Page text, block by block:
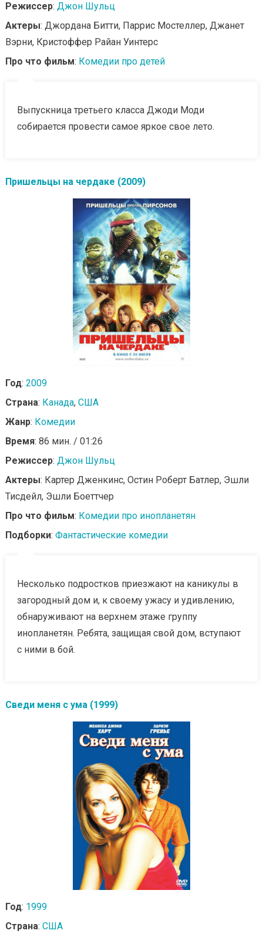
Режиссер: Джон Шульц
Актеры: Джордана Битти, Паррис Мостеллер, Джанет
Вэрни, Кристоффер Райан Уинтерс
Про что фильм: Комедии про детей
Выпускница третьего класса Джоди Моди
собирается провести самое яркое свое лето.
Пришельцы на чердаке (2009)
Год: 2009
Страна: Канада, США
Жанр: Комедии
Время: 86 мин. / 01:26
Режиссер: Джон Шульц
Актеры: Картер Дженкинс, Остин Роберт Батлер, Эшли
Тисдейл, Эшли Боеттчер
Про что фильм: Комедии про инопланетян
Подборки: Фантастические комедии
Несколько подростков приезжают на каникулы в
загородный дом и, к своему ужасу и удивлению,
обнаруживают на верхнем этаже группу
инопланетян. Ребята, защищая свой дом, вступают
с ними в бой.
Сведи меня с ума (1999)
Год: 1999
Страна: США